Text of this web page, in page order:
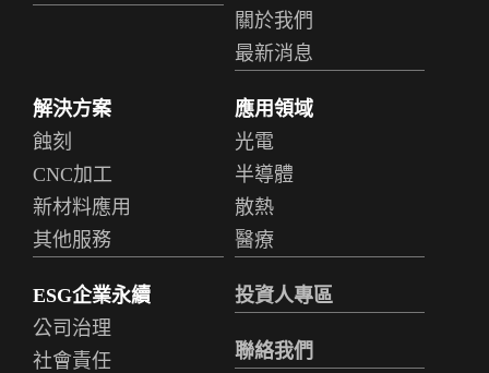
關於我們
最新消息
解決方案
蝕刻
CNC加工
新材料應用
其他服務
應用領域
光電
半導體
散熱
醫療
ESG企業永續
公司治理
社會責任
投資人專區
聯絡我們